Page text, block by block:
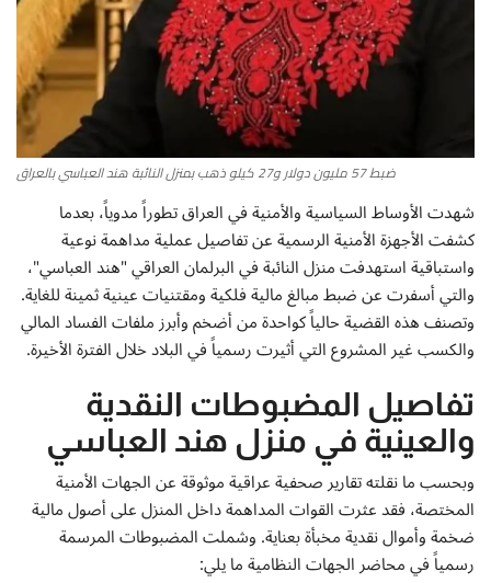
سياسة الخصوصية
رئيس التحرير
إتصل بنا
ضبط 57 مليون دولار و27 كيلو ذهب بمنزل النائبة هند العباسي بالعراق
شهدت الأوساط السياسية والأمنية في العراق تطوراً مدوياً، بعدما
كشفت الأجهزة الأمنية الرسمية عن تفاصيل عملية مداهمة نوعية
واستباقية استهدفت منزل النائبة في البرلمان العراقي "هند العباسي"،
والتي أسفرت عن ضبط مبالغ مالية فلكية ومقتنيات عينية ثمينة للغاية.
وتصنف هذه القضية حالياً كواحدة من أضخم وأبرز ملفات الفساد المالي
والكسب غير المشروع التي أثيرت رسمياً في البلاد خلال الفترة الأخيرة.
تفاصيل المضبوطات النقدية
والعينية في منزل هند العباسي
وبحسب ما نقلته تقارير صحفية عراقية موثوقة عن الجهات الأمنية
المختصة، فقد عثرت القوات المداهمة داخل المنزل على أصول مالية
ضخمة وأموال نقدية مخبأة بعناية. وشملت المضبوطات المرسمة
رسمياً في محاضر الجهات النظامية ما يلي: